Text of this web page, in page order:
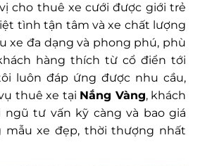
cho thuê xe cưới được giới trẻ
tình tận tâm và xe chất lượng
xe đa dạng và phong phú, phù
hàng thích từ cổ điển tới
luôn đáp ứng được nhu cầu,
thuê xe tại Nắng Vàng, khách
ngũ tư vấn kỹ càng và bao giá
xe đẹp, thời thượng nhất